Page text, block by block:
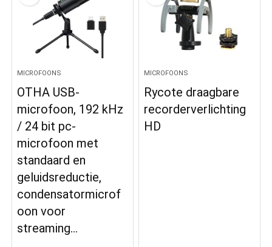
MICROFOONS
OTHA USB-
microfoon, 192 kHz
/ 24 bit pc-
microfoon met
standaard en
geluidsreductie,
condensatormicrof
oon voor
streaming…
MICROFOONS
Rycote draagbare
recorderverlichting
HD